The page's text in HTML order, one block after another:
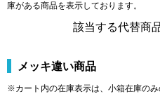
庫がある商品を表示しております。
該当する代替商
メッキ違い商品
※カート内の在庫表示は、小箱在庫の